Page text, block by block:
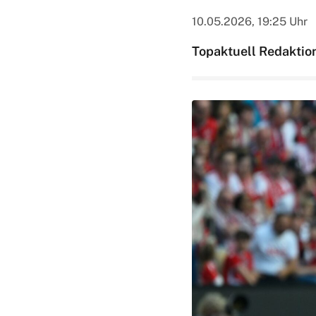
10.05.2026, 19:25 Uhr
Topaktuell